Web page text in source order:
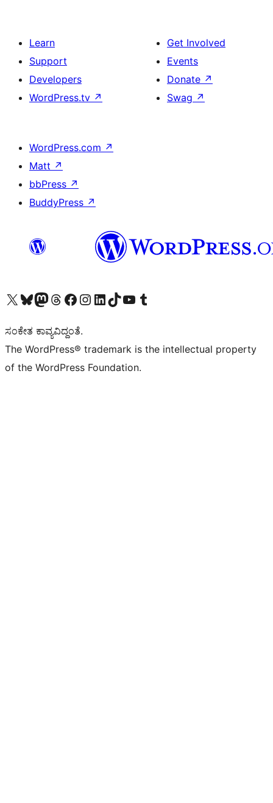
Learn
Support
Developers
WordPress.tv ↗
Get Involved
Events
Donate ↗
Swag ↗
WordPress.com ↗
Matt ↗
bbPress ↗
BuddyPress ↗
Visit our X (formerly Twitter) account
Visit our Bluesky account
Visit our Mastodon account
Visit our Threads account
Visit our Facebook page
Visit our Instagram account
Visit our LinkedIn account
Visit our TikTok account
Visit our YouTube channel
Visit our Tumblr account
ಸಂಕೇತ ಕಾವ್ಯವಿದ್ದಂತೆ.
The WordPress® trademark is the intellectual property
of the WordPress Foundation.